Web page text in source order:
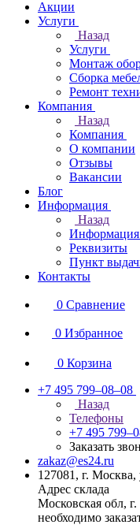
Акции
Услуги
Назад
Услуги
Монтаж
Сборка
Ремонт
Компания
Назад
Компания
О компании
Отзывы
Вакансии
Блог
Информация
Назад
Информация
Реквизиты
Пункт
Контакты
0 Сравнение
0 Избранное
0 Корзина
+7 495 799–08–08
Назад
Телефоны
+7 495
Заказать
zakaz@es24.ru
127081, г.
Адрес склада
Московская обл,
необходимо